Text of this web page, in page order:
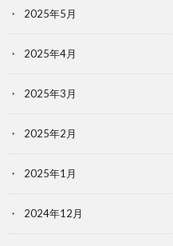
2025年5月
2025年4月
2025年3月
2025年2月
2025年1月
2024年12月